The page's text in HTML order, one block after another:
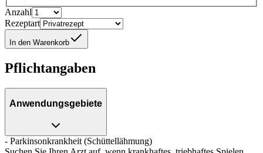
Anzahl
Rezeptart
In den Warenkorb
Pflichtangaben
Anwendungsgebiete
- Parkinsonkrankheit (Schüttellähmung)